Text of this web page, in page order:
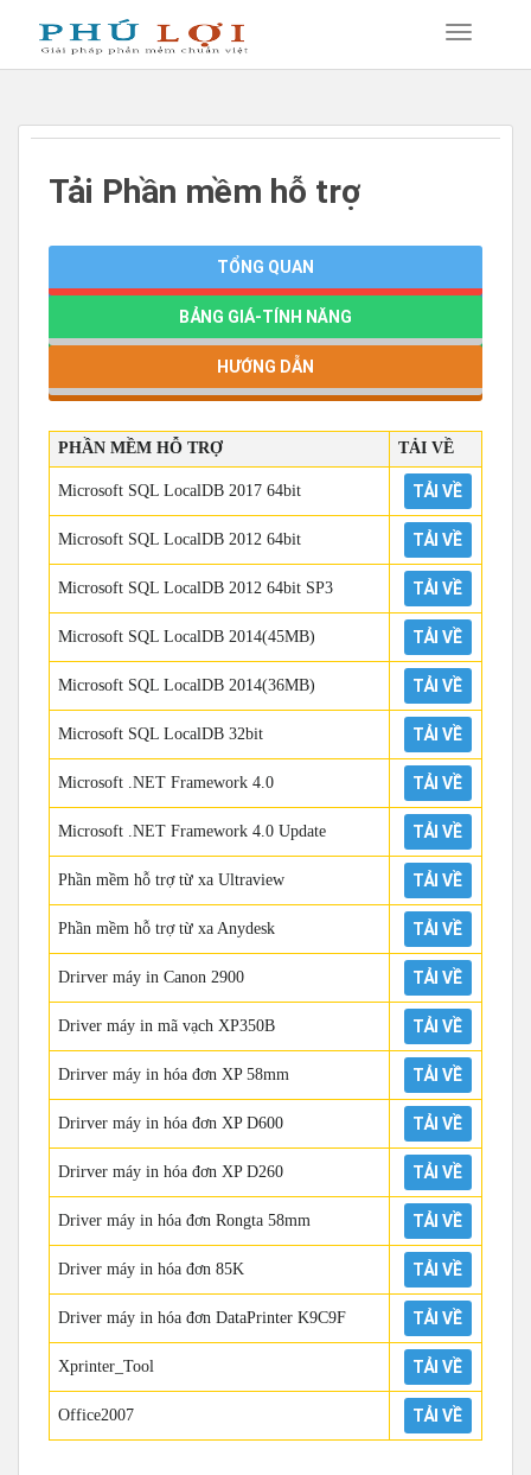
Tải Phần mềm hỗ trợ
TỔNG QUAN
BẢNG GIÁ-TÍNH NĂNG
HƯỚNG DẪN
PHẦN MỀM HỖ TRỢ TẢI VỀ
Microsoft SQL LocalDB 2017 64bit TẢI VỀ
Microsoft SQL LocalDB 2012 64bit TẢI VỀ
Microsoft SQL LocalDB 2012 64bit SP3 TẢI VỀ
Microsoft SQL LocalDB 2014(45MB) TẢI VỀ
Microsoft SQL LocalDB 2014(36MB) TẢI VỀ
Microsoft SQL LocalDB 32bit TẢI VỀ
Microsoft .NET Framework 4.0 TẢI VỀ
Microsoft .NET Framework 4.0 Update TẢI VỀ
Phần mềm hỗ trợ từ xa Ultraview TẢI VỀ
Phần mềm hỗ trợ từ xa Anydesk TẢI VỀ
Drirver máy in Canon 2900 TẢI VỀ
Driver máy in mã vạch XP350B TẢI VỀ
Drirver máy in hóa đơn XP 58mm TẢI VỀ
Drirver máy in hóa đơn XP D600 TẢI VỀ
Drirver máy in hóa đơn XP D260 TẢI VỀ
Driver máy in hóa đơn Rongta 58mm TẢI VỀ
Driver máy in hóa đơn 85K TẢI VỀ
Driver máy in hóa đơn DataPrinter K9C9F TẢI VỀ
Xprinter_Tool TẢI VỀ
Office2007 TẢI VỀ